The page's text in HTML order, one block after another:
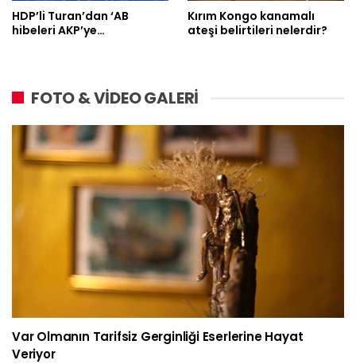
HDP’li Turan’dan ‘AB
hibeleri AKP’ye…
Kırım Kongo kanamalı
ateşi belirtileri nelerdir?
FOTO & VİDEO GALERİ
Var Olmanın Tarifsiz Gerginliği Eserlerine Hayat
Veriyor